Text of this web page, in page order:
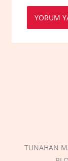
TUNAHAN